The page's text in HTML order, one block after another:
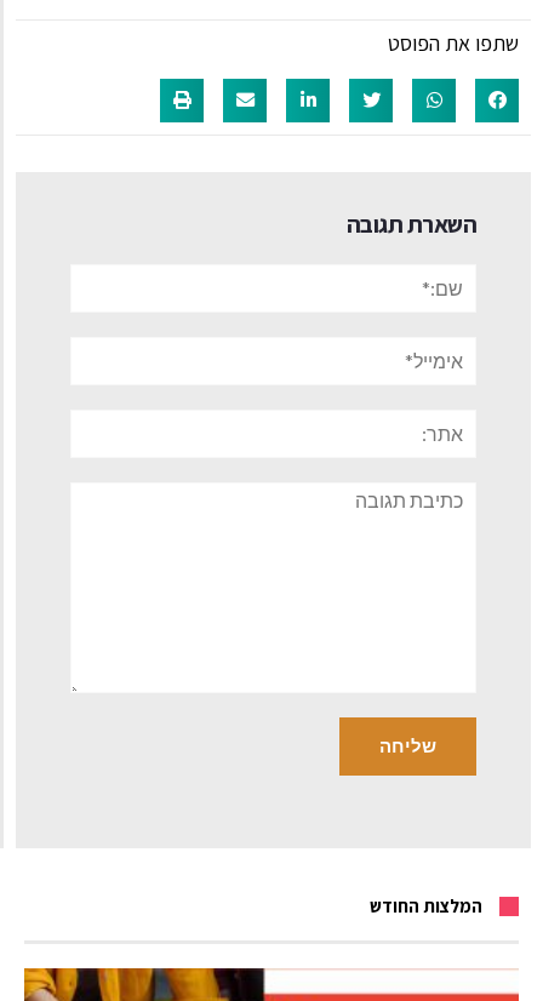
שתפו את הפוסט
השארת תגובה
תגובה
המלצות החודש